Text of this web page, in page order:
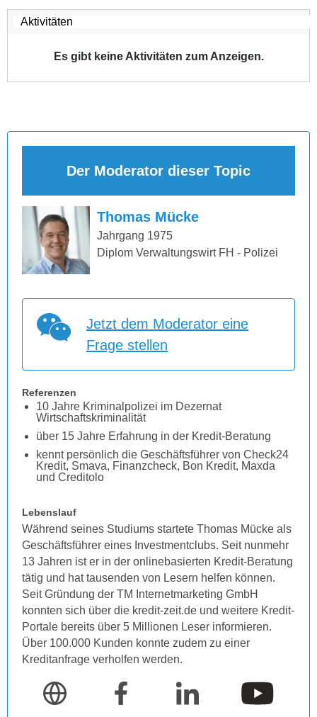
Es gibt keine Aktivitäten zum Anzeigen.
Der Moderator dieser Topic
Thomas Mücke
Jahrgang 1975
Diplom Verwaltungswirt FH - Polizei
Jetzt dem Moderator eine
Frage stellen
Referenzen
10 Jahre Kriminalpolizei im Dezernat
Wirtschaftskriminalität
über 15 Jahre Erfahrung in der Kredit-Beratung
kennt persönlich die Geschäftsführer von Check24
Kredit, Smava, Finanzcheck, Bon Kredit, Maxda
und Creditolo
Lebenslauf
Während seines Studiums startete Thomas Mücke als
Geschäftsführer eines Investmentclubs. Seit nunmehr
13 Jahren ist er in der onlinebasierten Kredit-Beratung
tätig und hat tausenden von Lesern helfen können.
Seit Gründung der TM Internetmarketing GmbH
konnten sich über die kredit-zeit.de und weitere Kredit-
Portale bereits über 5 Millionen Leser informieren.
Über 100.000 Kunden konnte zudem zu einer
Kreditanfrage verholfen werden.